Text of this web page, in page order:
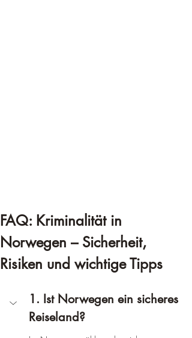
FAQ: Kriminalität in
Norwegen – Sicherheit,
Risiken und wichtige Tipps
1. Ist Norwegen ein sicheres
Reiseland?